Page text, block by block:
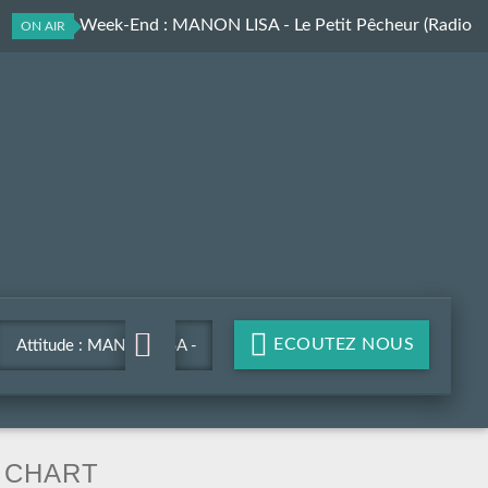
ON AIR
Attitude Week-End : MANON LISA - Le Petit Pêcheur (Radio
Attitude : MANON LISA -
Le Petit Pêcheur (Radio
ECOUTEZ NOUS
CHART